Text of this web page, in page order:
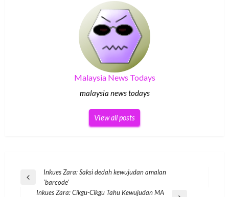
Malaysia News Todays
malaysia news todays
View all posts
Post
navigation
Previous
Inkues Zara: Saksi dedah kewujudan amalan
‘barcode’
Inkues Zara: Cikgu-Cikgu Tahu Kewujudan MA